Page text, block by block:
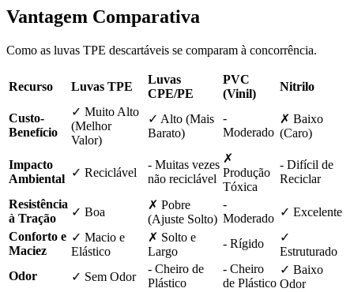
Vantagem Comparativa
Como as luvas TPE descartáveis se comparam à concorrência.
Recurso Luvas TPE
Luvas
CPE/PE
PVC
(Vinil)
Nitrilo
Custo-
Benefício
✓ Muito Alto
(Melhor
Valor)
✓ Alto (Mais
Barato)
-
Moderado
✗ Baixo
(Caro)
Impacto
Ambiental ✓ Reciclável
- Muitas vezes
não reciclável
✗
Produção
Tóxica
- Difícil de
Reciclar
Resistência
à Tração
✓ Boa
✗ Pobre
(Ajuste Solto)
-
Moderado ✓ Excelente
Conforto e
Maciez
✓ Macio e
Elástico
✗ Solto e
Largo
- Rígido
✓
Estruturado
Odor
✓ Sem Odor
- Cheiro de
Plástico
- Cheiro
de Plástico
✓ Baixo
Odor